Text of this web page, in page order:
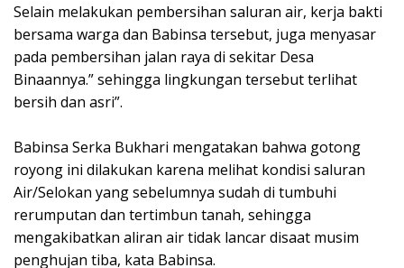
Selain melakukan pembersihan saluran air, kerja bakti
bersama warga dan Babinsa tersebut, juga menyasar
pada pembersihan jalan raya di sekitar Desa
Binaannya.” sehingga lingkungan tersebut terlihat
bersih dan asri”.
Babinsa Serka Bukhari mengatakan bahwa gotong
royong ini dilakukan karena melihat kondisi saluran
Air/Selokan yang sebelumnya sudah di tumbuhi
rerumputan dan tertimbun tanah, sehingga
mengakibatkan aliran air tidak lancar disaat musim
penghujan tiba, kata Babinsa.